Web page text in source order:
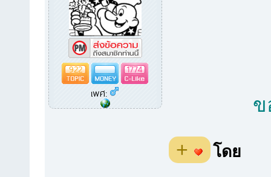
922
1774
เพศ:
ข
+ โดย